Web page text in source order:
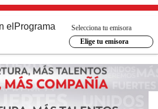
el Programa
Selecciona tu emisora
Elige tu emisora